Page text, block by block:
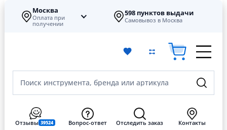
Москва
Оплата при
получении
598 пунктов выдачи
Самовывоз в Москва
Поиск инструмента, бренда или артикула
Отзывы 39524 Вопрос-ответ Отследить заказ Контакты